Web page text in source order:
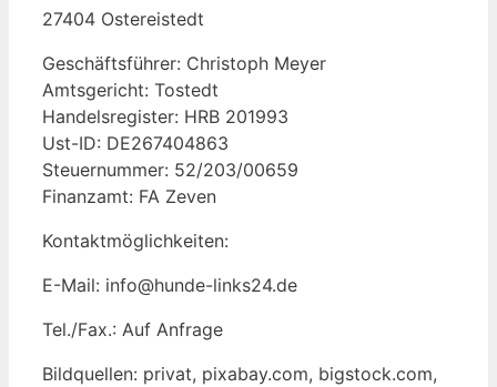
27404 Ostereistedt
Geschäftsführer: Christoph Meyer
Amtsgericht: Tostedt
Handelsregister: HRB 201993
Ust-ID: DE267404863
Steuernummer: 52/203/00659
Finanzamt: FA Zeven
Kontaktmöglichkeiten:
E-Mail: info@hunde-links24.de
Tel./Fax.: Auf Anfrage
Bildquellen: privat, pixabay.com, bigstock.com,